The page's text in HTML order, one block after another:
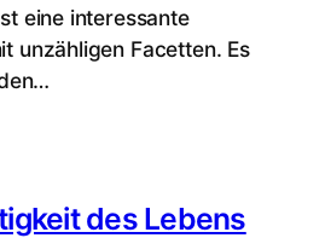
eine interessante
unzähligen Facetten. Es
des Lebens